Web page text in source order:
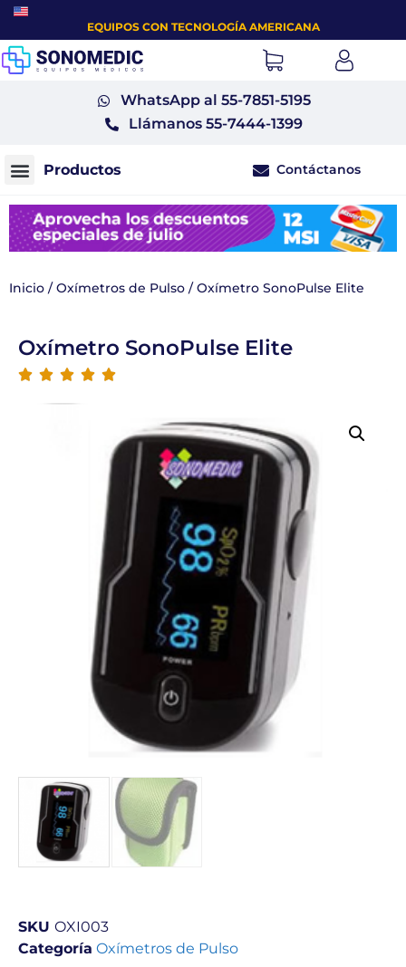
EQUIPOS CON TECNOLOGÍA AMERICANA
WhatsApp al 55-7851-5195
Llámanos 55-7444-1399
Contáctanos
Inicio /Oxímetros de Pulso / Oxímetro SonoPulse Elite
Oxímetro SonoPulse Elite
    
SKU OXI003
Categoría Oxímetros de Pulso